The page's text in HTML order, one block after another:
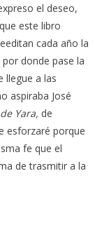
el deseo,
este libro
cada año la
donde pase la
llegue a las
aspiraba José
Yara, de
esforzaré porque
fe que el
de trasmitir a la